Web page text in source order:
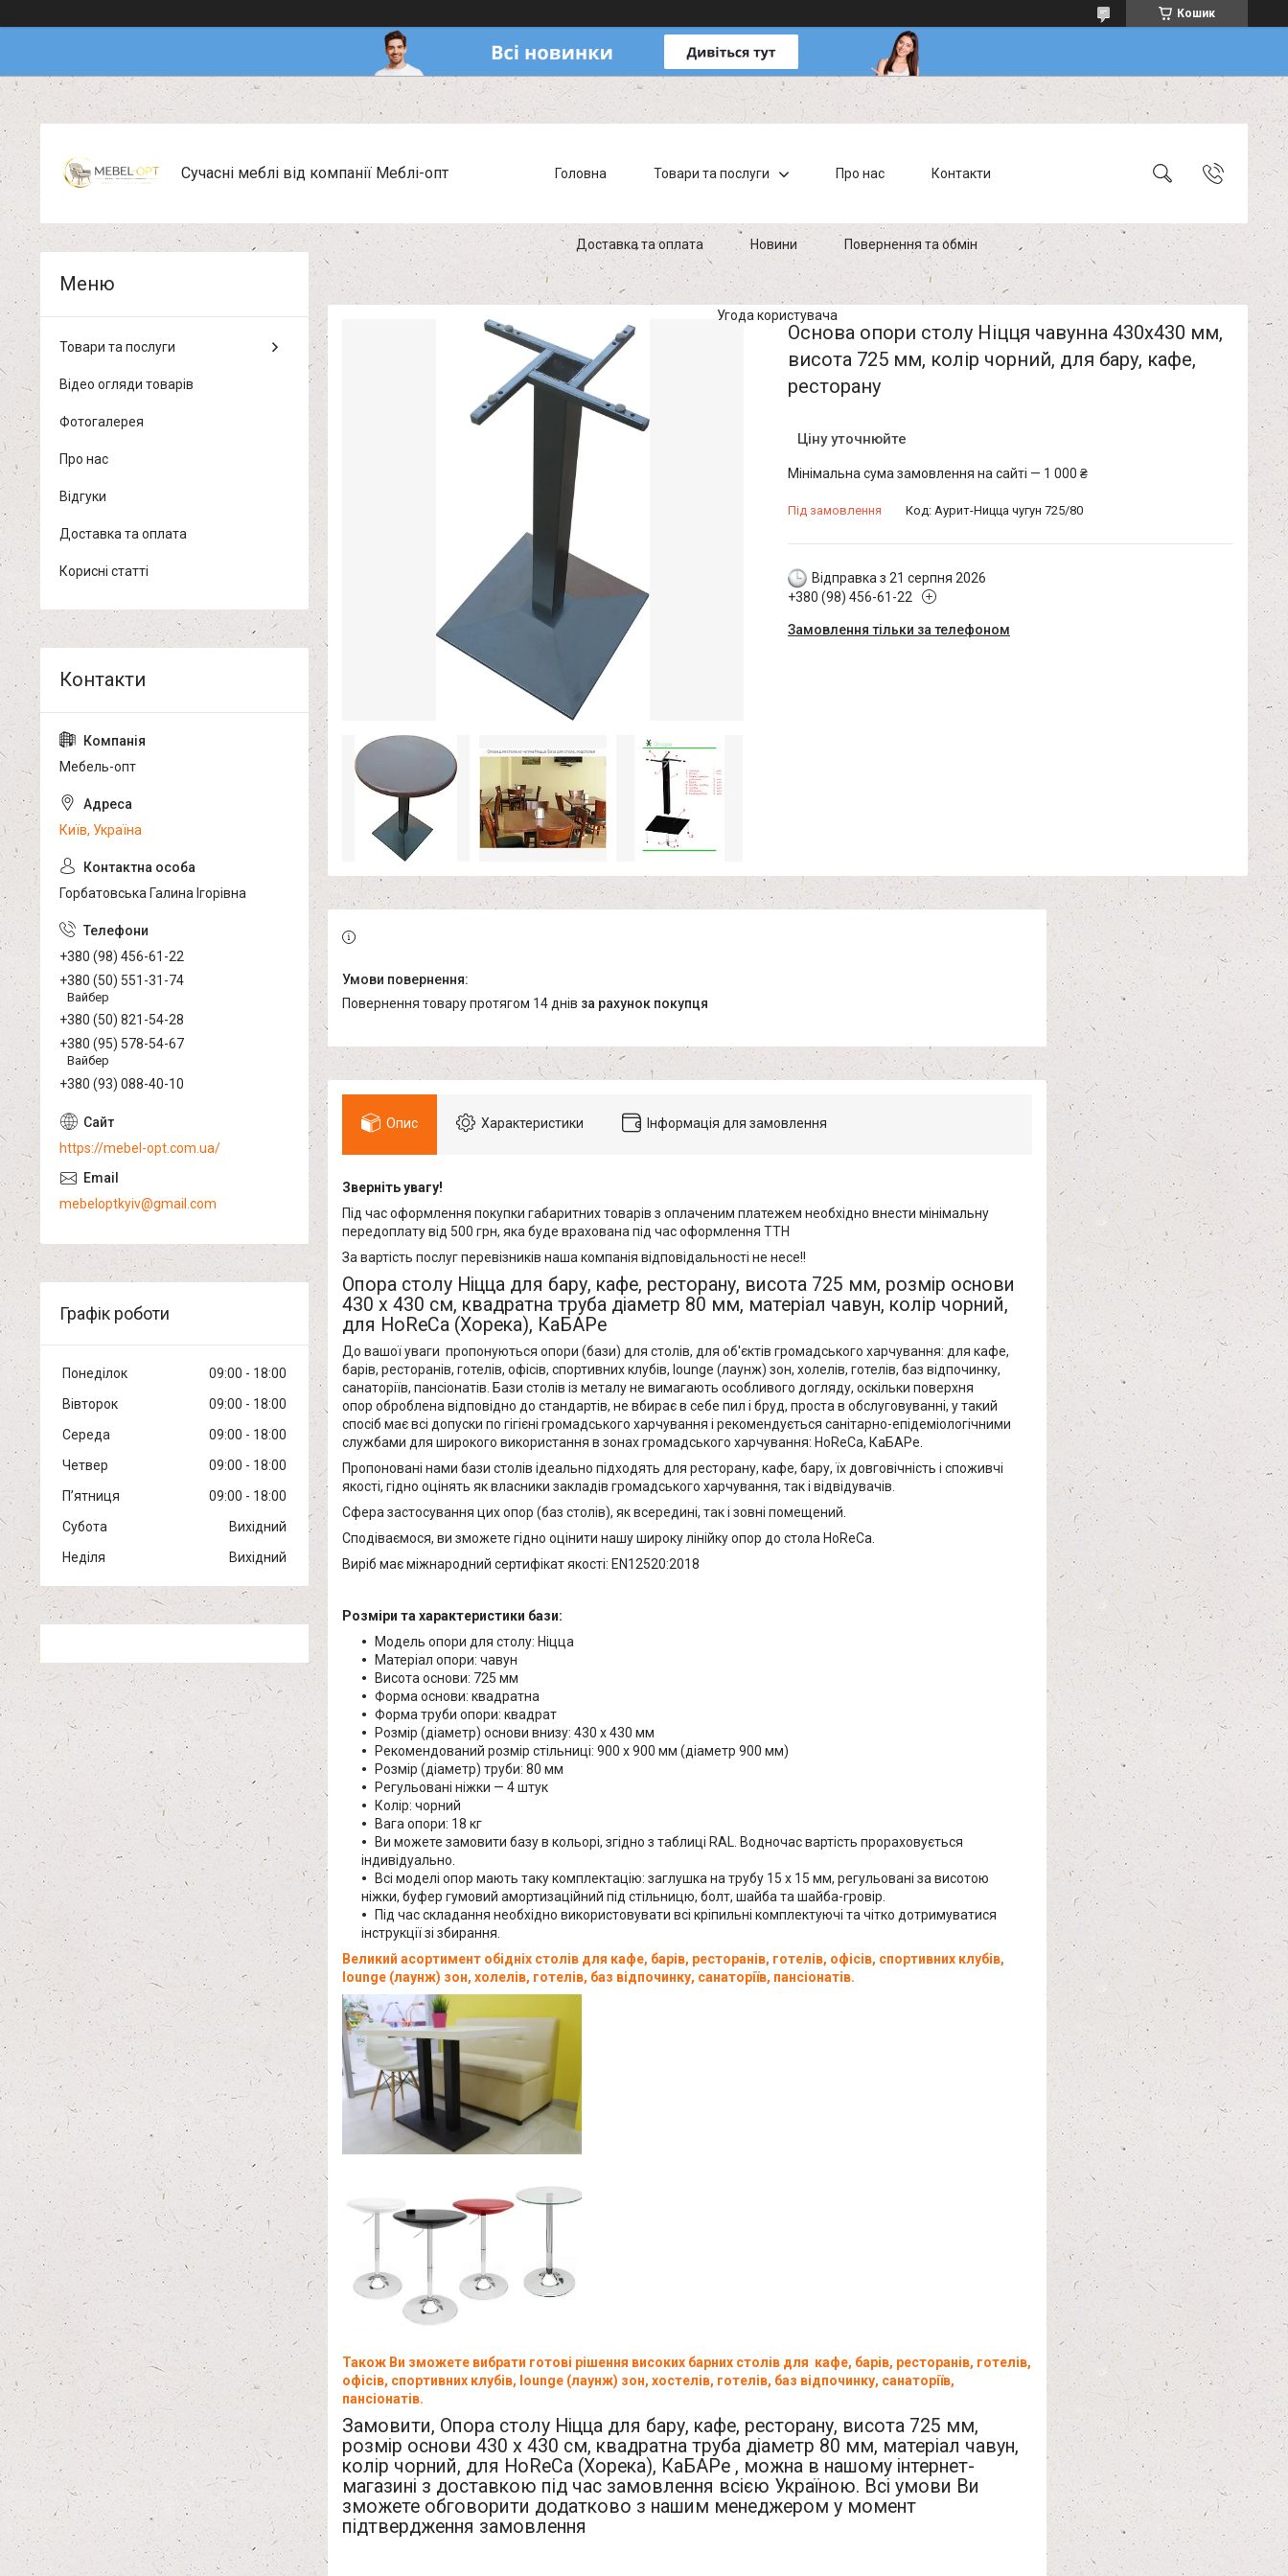
Кошик
Сучасні меблі від компанії Меблі-опт Головна Товари та послуги Про нас Контакти
Доставка та оплата Новини Повернення та обмін
Угода користувача
Основа опори столу Ніцця чавунна 430х430 мм,
висота 725 мм, колір чорний, для бару, кафе,
ресторану
Ціну уточнюйте
Мінімальна сума замовлення на сайті — 1 000 ₴
Під замовлення Код: Аурит-Ницца чугун 725/80
Відправка з 21 серпня 2026
+380 (98) 456-61-22
Замовлення тільки за телефоном
повернення товару протягом 14 днів за рахунок покупця
Опис Характеристики Інформація для замовлення
Зверніть увагу!
Під час оформлення покупки габаритних товарів з оплаченим платежем необхідно внести мінімальну
передоплату від 500 грн, яка буде врахована під час оформлення ТТН
За вартість послуг перевізників наша компанія відповідальності не несе!!
Опора столу Ніцца для бару, кафе, ресторану, висота 725 мм, розмір основи
430 х 430 см, квадратна труба діаметр 80 мм, матеріал чавун, колір чорний,
для HoReCa (Хорека), КаБАРе
До вашої уваги пропонуються опори (бази) для столів, для об'єктів громадського харчування: для кафе,
барів, ресторанів, готелів, офісів, спортивних клубів, lounge (лаунж) зон, холелів, готелів, баз відпочинку,
санаторіїв, пансіонатів. Бази столів із металу не вимагають особливого догляду, оскільки поверхня
опор оброблена відповідно до стандартів, не вбирає в себе пил і бруд, проста в обслуговуванні, у такий
спосіб має всі допуски по гігієні громадського харчування і рекомендується санітарно-епідеміологічними
службами для широкого використання в зонах громадського харчування: HoReCa, КаБАРе.
Пропоновані нами бази столів ідеально підходять для ресторану, кафе, бару, їх довговічність і споживчі
якості, гідно оцінять як власники закладів громадського харчування, так і відвідувачів.
Сфера застосування цих опор (баз столів), як всередині, так і зовні помещений.
Сподіваємося, ви зможете гідно оцінити нашу широку лінійку опор до стола HoReCa.
Виріб має міжнародний сертифікат якості: EN12520:2018
Розміри та характеристики бази:
Модель опори для столу: Ніцца
Матеріал опори: чавун
Висота основи: 725 мм
Форма основи: квадратна
Форма труби опори: квадрат
Розмір (діаметр) основи внизу: 430 х 430 мм
Рекомендований розмір стільниці: 900 х 900 мм (діаметр 900 мм)
Розмір (діаметр) труби: 80 мм
Регульовані ніжки — 4 штук
Колір: чорний
Вага опори: 18 кг
Ви можете замовити базу в кольорі, згідно з таблиці RAL. Водночас вартість прораховується
індивідуально.
Всі моделі опор мають таку комплектацію: заглушка на трубу 15 х 15 мм, регульовані за висотою
ніжки, буфер гумовий амортизаційний під стільницю, болт, шайба та шайба-гровір.
Під час складання необхідно використовувати всі кріпильні комплектуючі та чітко дотримуватися
інструкції зі збирання.
Великий асортимент обідніх столів для кафе, барів, ресторанів, готелів, офісів, спортивних клубів,
lounge (лаунж) зон, холелів, готелів, баз відпочинку, санаторіїв, пансіонатів.
Також Ви зможете вибрати готові рішення високих барних столів для кафе, барів, ресторанів, готелів,
офісів, спортивних клубів, lounge (лаунж) зон, хостелів, готелів, баз відпочинку, санаторіїв,
пансіонатів.
Замовити, Опора столу Ніцца для бару, кафе, ресторану, висота 725 мм,
розмір основи 430 х 430 см, квадратна труба діаметр 80 мм, матеріал чавун,
колір чорний, для HoReCa (Хорека), КаБАРе , можна в нашому інтернет-
магазині з доставкою під час замовлення всією Україною. Всі умови Ви
зможете обговорити додатково з нашим менеджером у момент
підтвердження замовлення
Товари та послуги
Відео огляди товарів
Фотогалерея
Про нас
Відгуки
Доставка та оплата
Корисні статті
Мебель-опт
Київ, Україна
Горбатовська Галина Ігорівна
+380 (98) 456-61-22
+380 (50) 551-31-74
Вайбер
+380 (50) 821-54-28
+380 (95) 578-54-67
Вайбер
+380 (93) 088-40-10
https://mebel-opt.com.ua/
mebeloptkyiv@gmail.com
Графік роботи
Понеділок 09:00
18:00
Вівторок
09:00
18:00
Середа
09:00
18:00
Четвер
09:00
18:00
Пʼятниця
09:00
18:00
Субота
Вихідний
Неділя
Вихідний